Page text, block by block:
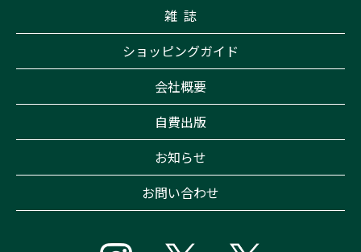
雑 誌
ショッピングガイド
会社概要
自費出版
お知らせ
お問い合わせ